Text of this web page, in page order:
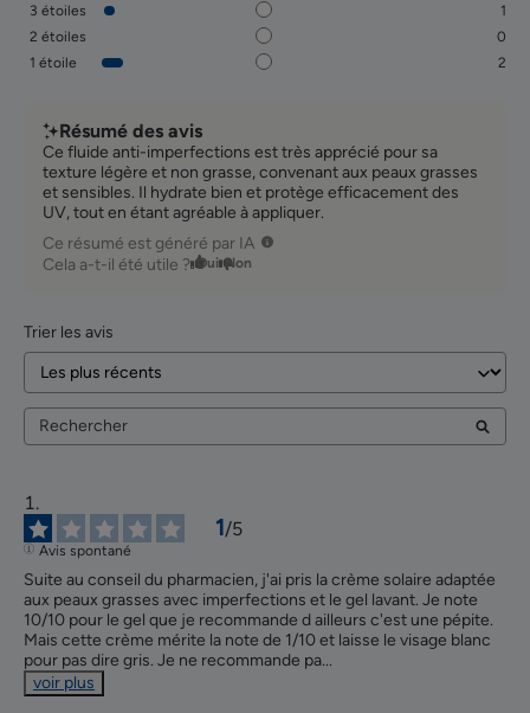
3 étoiles
1
2 étoiles
0
1 étoile 2
Résumé des avis
Ce fluide anti-imperfections est très apprécié pour sa
texture légère et non grasse, convenant aux peaux grasses
et sensibles. Il hydrate bien et protège efficacement des
UV, tout en étant agréable à appliquer.
Ce résumé est généré par IA
Cela a-t-il été utile ? Oui Non
Trier les avis
1/5
Avis spontané
Suite au conseil du pharmacien, j'ai pris la crème solaire adaptée
aux peaux grasses avec imperfections et le gel lavant. Je note
10/10 pour le gel que je recommande d ailleurs c'est une pépite.
Mais cette crème mérite la note de 1/10 et laisse le visage blanc
pour pas dire gris. Je ne recommande pa...
voir plus